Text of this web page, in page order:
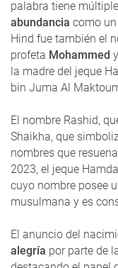
palabra tiene
abundancia como
Hind fue también el
profeta Mohammed
la madre del jeque
bin Juma Al
El nombre Rashid,
Shaikha, que
nombres que
2023, el jeque
cuyo nombre posee
musulmana y es
El anuncio del
alegría por parte de